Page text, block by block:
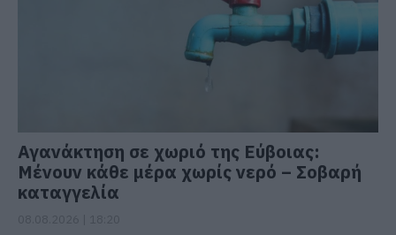
Αγανάκτηση σε χωριό της Εύβοιας:
Μένουν κάθε μέρα χωρίς νερό – Σοβαρή
καταγγελία